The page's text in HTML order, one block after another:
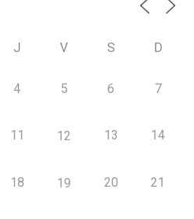
J V S D
4 5 6 7
11 12 13 14
18 19 20 21